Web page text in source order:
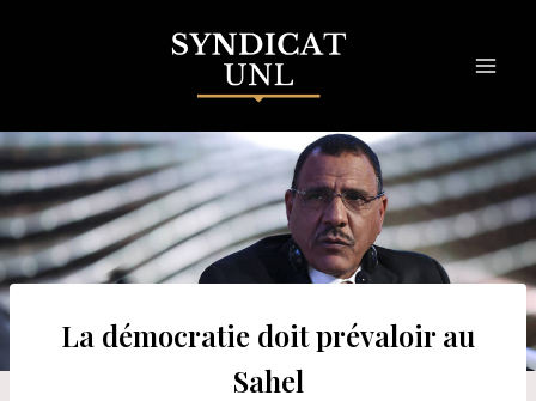
La démocratie doit prévaloir au
Sahel